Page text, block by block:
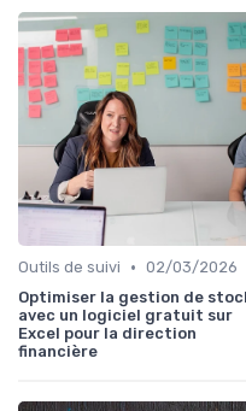
Outils de suivi • 02/03/2026
Optimiser la gestion de
avec un logiciel gratuit sur
Excel pour la direction
financière